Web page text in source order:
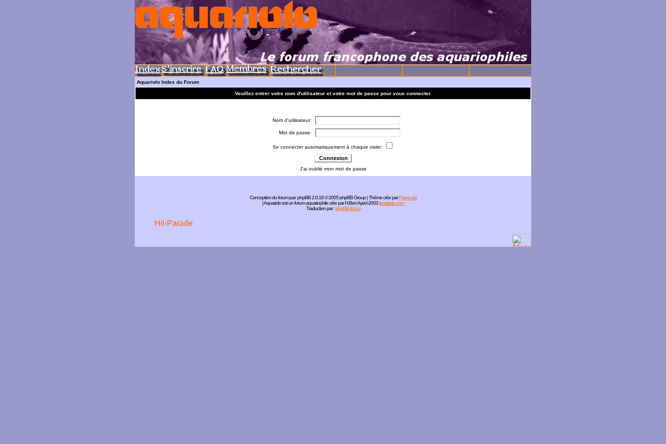
Aquariolo Index du Forum
Veuillez entrer votre nom d'utilisateur et votre mot de passe pour vous connecter.
Nom d'utilisateur:
Mot de passe:
Se connecter automatiquement à chaque visite:
J'ai oublié mon mot de passe
Conception du forum par:phpBB2.0.18 © 2005 phpBB Group | Thème crée parPigne.net
| Aquariolo est un forum aquariophile crée par H.Ben Ayed-2003lagalaxie.com
Traduction par :phpBB-fr.com